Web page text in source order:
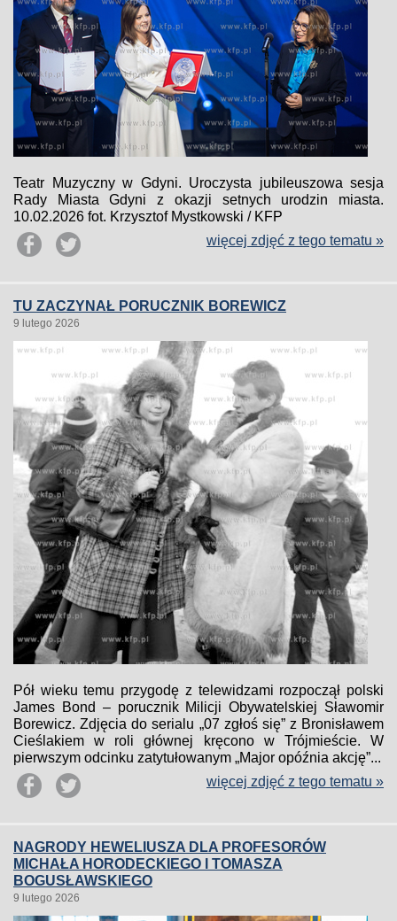
Teatr Muzyczny w Gdyni. Uroczysta jubileuszowa sesja
Rady Miasta Gdyni z okazji setnych urodzin miasta.
10.02.2026 fot. Krzysztof Mystkowski / KFP
więcej zdjęć z tego tematu »
TU ZACZYNAŁ PORUCZNIK BOREWICZ
9 lutego 2026
Pół wieku temu przygodę z telewidzami rozpoczął polski
James Bond – porucznik Milicji Obywatelskiej Sławomir
Borewicz. Zdjęcia do serialu „07 zgłoś się” z Bronisławem
Cieślakiem w roli głównej kręcono w Trójmieście. W
pierwszym odcinku zatytułowanym „Major opóźnia akcję”...
więcej zdjęć z tego tematu »
NAGRODY HEWELIUSZA DLA PROFESORÓW
MICHAŁA HORODECKIEGO I TOMASZA
BOGUSŁAWSKIEGO
9 lutego 2026